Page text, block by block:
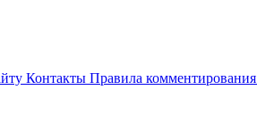
Контакты Правила комментирования